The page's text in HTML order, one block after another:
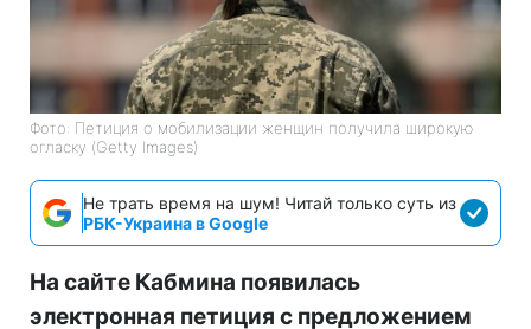
Фото: Петиция о мобилизации женщин получила широкую
огласку (Getty Images)
Не трать время на шум! Читай только суть из
РБК-Украина в Google
На сайте Кабмина появилась
электронная петиция с предложением